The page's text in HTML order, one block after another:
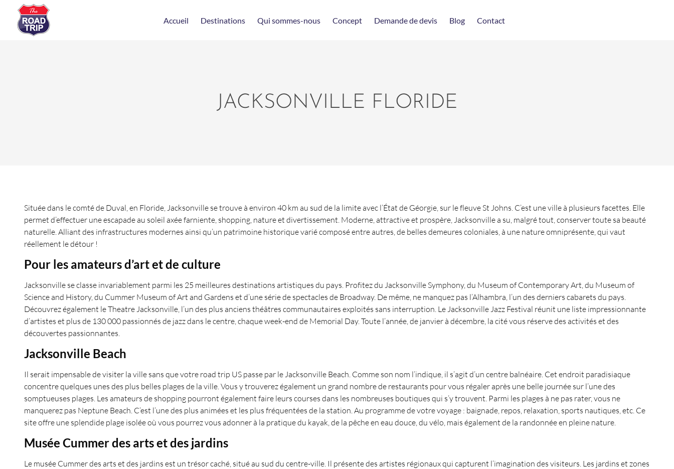
Accueil Destinations Qui sommes-nous Concept Demande de devis Blog Contact
JACKSONVILLE FLORIDE
Située dans le comté de Duval, en Floride, Jacksonville se trouve à environ 40 km au sud de la limite avec l’État de Géorgie, sur le fleuve St Johns. C’est une ville à plusieurs facettes. Elle
permet d’effectuer une escapade au soleil axée farniente, shopping, nature et divertissement. Moderne, attractive et prospère, Jacksonville a su, malgré tout, conserver toute sa beauté
naturelle. Alliant des infrastructures modernes ainsi qu’un patrimoine historique varié composé entre autres, de belles demeures coloniales, à une nature omniprésente, qui vaut
réellement le détour !
Pour les amateurs d’art et de culture
Jacksonville se classe invariablement parmi les 25 meilleures destinations artistiques du pays. Profitez du Jacksonville Symphony, du Museum of Contemporary Art, du Museum of
Science and History, du Cummer Museum of Art and Gardens et d’une série de spectacles de Broadway. De même, ne manquez pas l’Alhambra, l’un des derniers cabarets du pays.
Découvrez également le Theatre Jacksonville, l’un des plus anciens théâtres communautaires exploités sans interruption. Le Jacksonville Jazz Festival réunit une liste impressionnante
d’artistes et plus de 130 000 passionnés de jazz dans le centre, chaque week-end de Memorial Day. Toute l’année, de janvier à décembre, la cité vous réserve des activités et des
découvertes passionnantes.
Jacksonville Beach
Il serait impensable de visiter la ville sans que votre road trip US passe par le Jacksonville Beach. Comme son nom l’indique, il s’agit d’un centre balnéaire. Cet endroit paradisiaque
concentre quelques unes des plus belles plages de la ville. Vous y trouverez également un grand nombre de restaurants pour vous régaler après une belle journée sur l’une des
somptueuses plages. Les amateurs de shopping pourront également faire leurs courses dans les nombreuses boutiques qui s’y trouvent. Parmi les plages à ne pas rater, vous ne
manquerez pas Neptune Beach. C’est l’une des plus animées et les plus fréquentées de la station. Au programme de votre voyage : baignade, repos, relaxation, sports nautiques, etc. Ce
site offre une splendide plage isolée où vous pourrez vous adonner à la pratique du kayak, de la pêche en eau douce, du vélo, mais également de la randonnée en pleine nature.
Musée Cummer des arts et des jardins
Le musée Cummer des arts et des jardins est un trésor caché, situé au sud du centre-ville. Il présente des artistes régionaux qui capturent l’imagination des visiteurs. Les jardins et zones